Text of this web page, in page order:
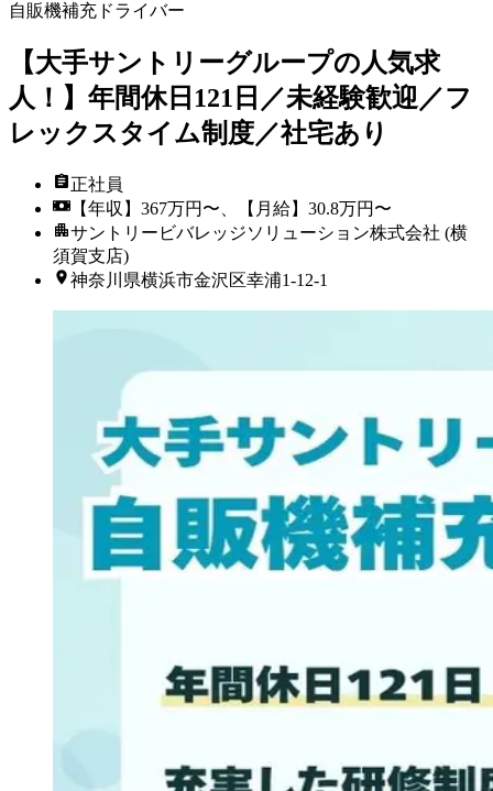
自販機補充ドライバー
【大手サントリーグループの人気求
人！】年間休日121日／未経験歓迎／フ
レックスタイム制度／社宅あり
正社員
【年収】367万円〜、【月給】30.8万円〜
サントリービバレッジソリューション株式会社 (横
須賀支店)
神奈川県横浜市金沢区幸浦1-12-1